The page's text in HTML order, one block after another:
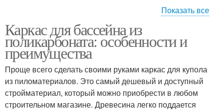
Бассейн из
поликарбоната
Материалы в каркасе
Показать все
Каркас для бассейна из
поликарбоната: особенности и
преимущества
Проще всего сделать своими руками каркас для купола
из пиломатериалов. Это самый дешевый и доступный
стройматериал, который можно приобрести в любом
строительном магазине. Древесина легко поддается